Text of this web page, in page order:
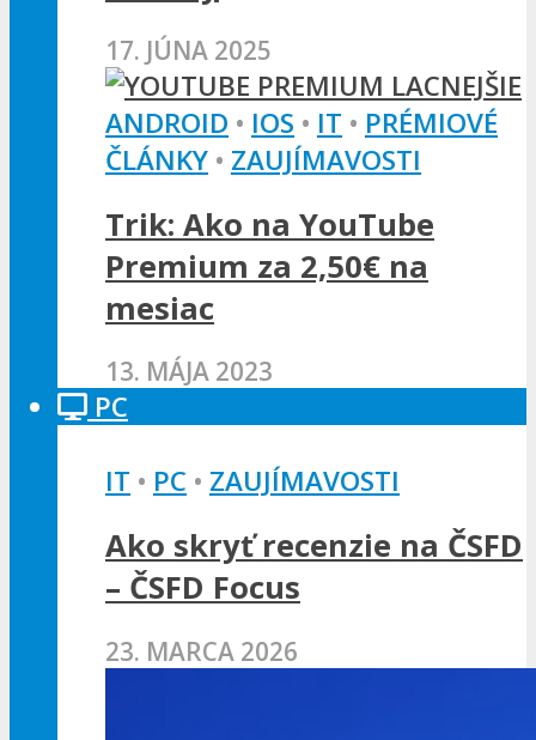
17. JÚNA 2025
ANDROID • IOS • IT • PRÉMIOVÉ
ČLÁNKY • ZAUJÍMAVOSTI
Trik: Ako na YouTube
Premium za 2,50€ na
mesiac
13. MÁJA 2023
PC
IT • PC • ZAUJÍMAVOSTI
Ako skryť recenzie na ČSFD
– ČSFD Focus
23. MARCA 2026